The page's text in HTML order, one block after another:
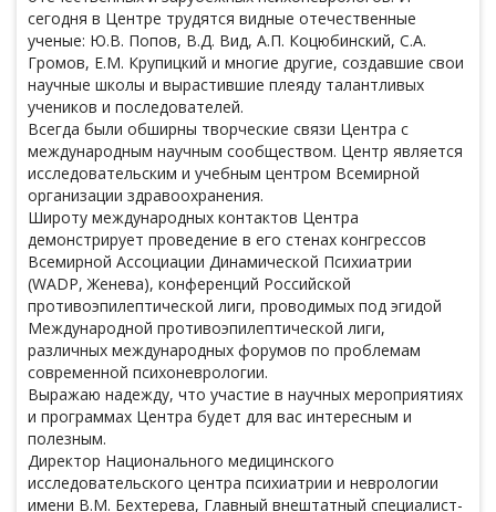
сегодня в Центре трудятся видные отечественные
ученые: Ю.В. Попов, В.Д. Вид, А.П. Коцюбинский, С.А.
Громов, Е.М. Крупицкий и многие другие, создавшие свои
научные школы и вырастившие плеяду талантливых
учеников и последователей.
Всегда были обширны творческие связи Центра с
международным научным сообществом. Центр является
исследовательским и учебным центром Всемирной
организации здравоохранения.
Широту международных контактов Центра
демонстрирует проведение в его стенах конгрессов
Всемирной Ассоциации Динамической Психиатрии
(WADP, Женева), конференций Российской
противоэпилептической лиги, проводимых под эгидой
Международной противоэпилептической лиги,
различных международных форумов по проблемам
современной психоневрологии.
Выражаю надежду, что участие в научных мероприятиях
и программах Центра будет для вас интересным и
полезным.
Директор Национального медицинского
исследовательского центра психиатрии и неврологии
имени В.М. Бехтерева, Главный внештатный специалист-